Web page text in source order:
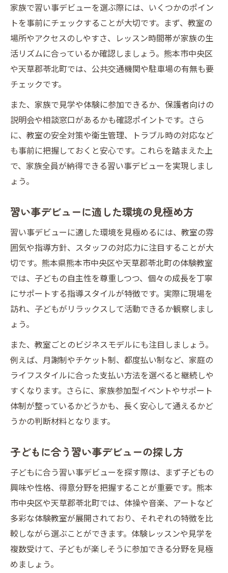
家族で習い事デビューを選ぶ際には、いくつかのポイン
トを事前にチェックすることが大切です。まず、教室の
場所やアクセスのしやすさ、レッスン時間帯が家族の生
活リズムに合っているか確認しましょう。熊本市中央区
や天草郡苓北町では、公共交通機関や駐車場の有無も要
チェックです。
また、家族で見学や体験に参加できるか、保護者向けの
説明会や相談窓口があるかも確認ポイントです。さら
に、教室の安全対策や衛生管理、トラブル時の対応など
も事前に把握しておくと安心です。これらを踏まえた上
で、家族全員が納得できる習い事デビューを実現しまし
ょう。
習い事デビューに適した環境の見極め方
習い事デビューに適した環境を見極めるには、教室の雰
囲気や指導方針、スタッフの対応力に注目することが大
切です。熊本県熊本市中央区や天草郡苓北町の体験教室
では、子どもの自主性を尊重しつつ、個々の成長を丁寧
にサポートする指導スタイルが特徴です。実際に現場を
訪れ、子どもがリラックスして活動できるか観察しまし
ょう。
また、教室ごとのビジネスモデルにも注目しましょう。
例えば、月謝制やチケット制、都度払い制など、家庭の
ライフスタイルに合った支払い方法を選べると継続しや
すくなります。さらに、家族参加型イベントやサポート
体制が整っているかどうかも、長く安心して通えるかど
うかの判断材料となります。
子どもに合う習い事デビューの探し方
子どもに合う習い事デビューを探す際は、まず子どもの
興味や性格、得意分野を把握することが重要です。熊本
市中央区や天草郡苓北町では、体操や音楽、アートなど
多彩な体験教室が展開されており、それぞれの特徴を比
較しながら選ぶことができます。体験レッスンや見学を
複数受けて、子どもが楽しそうに参加できる分野を見極
めましょう。